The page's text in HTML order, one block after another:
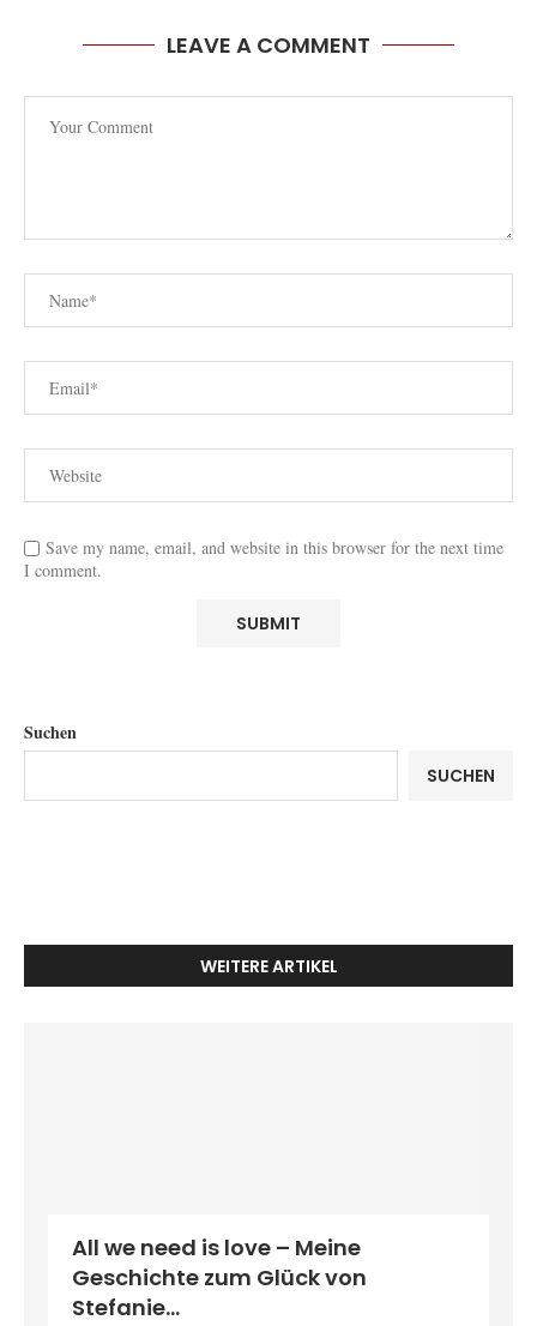
LEAVE A COMMENT
Save my name, email, and website in this browser for the next time
I comment.
Suchen
SUCHEN
WEITERE ARTIKEL
All we need is love – Meine
Geschichte zum Glück von
Stefanie...